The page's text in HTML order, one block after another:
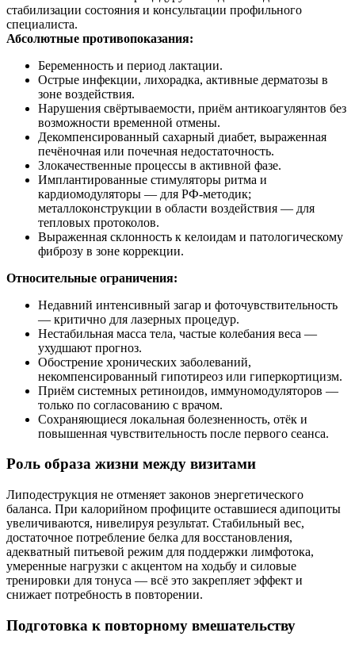
стабилизации состояния и консультации профильного
специалиста.
Абсолютные противопоказания:
Беременность и период лактации.
Острые инфекции, лихорадка, активные дерматозы в
зоне воздействия.
Нарушения свёртываемости, приём антикоагулянтов без
возможности временной отмены.
Декомпенсированный сахарный диабет, выраженная
печёночная или почечная недостаточность.
Злокачественные процессы в активной фазе.
Имплантированные стимуляторы ритма и
кардиомодуляторы — для РФ-методик;
металлоконструкции в области воздействия — для
тепловых протоколов.
Выраженная склонность к келоидам и патологическому
фиброзу в зоне коррекции.
Относительные ограничения:
Недавний интенсивный загар и фоточувствительность
— критично для лазерных процедур.
Нестабильная масса тела, частые колебания веса —
ухудшают прогноз.
Обострение хронических заболеваний,
некомпенсированный гипотиреоз или гиперкортицизм.
Приём системных ретиноидов, иммуномодуляторов —
только по согласованию с врачом.
Сохраняющиеся локальная болезненность, отёк и
повышенная чувствительность после первого сеанса.
Роль образа жизни между визитами
Липодеструкция не отменяет законов энергетического
баланса. При калорийном профиците оставшиеся адипоциты
увеличиваются, нивелируя результат. Стабильный вес,
достаточное потребление белка для восстановления,
адекватный питьевой режим для поддержки лимфотока,
умеренные нагрузки с акцентом на ходьбу и силовые
тренировки для тонуса — всё это закрепляет эффект и
снижает потребность в повторении.
Подготовка к повторному вмешательству